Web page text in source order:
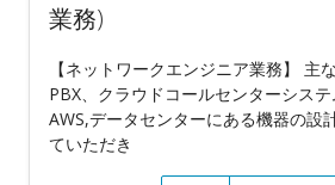
業務)
【ネットワークエンジニア業務】 主
PBX、クラウドコールセンターシステ
AWS,データセンターにある機器の設
ていただき